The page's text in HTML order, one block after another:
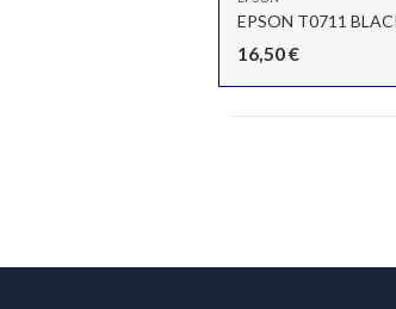
EPSON T0711
16,50€